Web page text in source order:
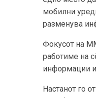
мобилни
разменува
Фокусот на
работиме на
информации
Настанот го